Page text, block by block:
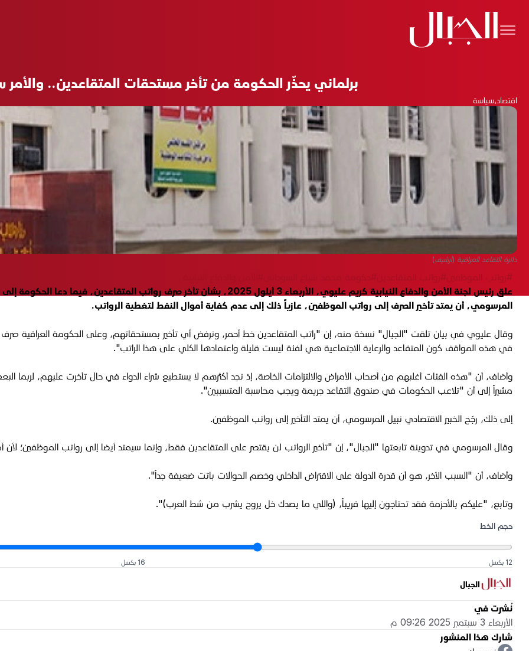
برلماني يحذّر الحكومة من تأخر مستحقات المتقاعدين..
اقتصاد،سياسة
دائرة التقاعد العراقية (أرشيف)
#رواتب الموظفين#رواتب المتقاعدين#حكومة محمد شياع السوداني
علق رئيس لجنة الأمن والدفاع النيابية كريم عليوي، الأربعاء 3 أيلول 2025، بشأن تأخر صرف
المرسومي، أن يمتد تأخير الصرف إلى رواتب الموظفين، عازياً ذلك إلى عدم كفاية أموال النفط لتغطية الرواتب.
وقال عليوي في بيان تلقت "الجبال" نسخة منه، إن "راتب المتقاعدين خط أحمر، ونرفض أي تأخير بمستحقاتهم، وعلى الحكومة العراقية صرف
في هذه المواقف كون المتقاعد والرعاية الاجتماعية هي لفئة ليست قليلة واعتمادها الكلي على هذا الراتب".
وأضاف، أن "هذه الفئات أغلبهم من أصحاب الأمراض والالتزامات الخاصة، إذ نجد أكثرهم لا يستطيع شراء الدواء في حال تأخرت عليهم، لربما
مشيراً إلى أن "تلاعب الحكومات في صندوق التقاعد جريمة ويجب محاسبة المتسببين".
إلى ذلك، رجّح الخبير الاقتصادي نبيل المرسومي، أن يمتد التأخير إلى رواتب الموظفين.
وقال المرسومي في تدوينة تابعتها "الجبال"، إن "تأخير الرواتب لن يقتصر على المتقاعدين فقط، وإنما سيمتد أيضا إلى رواتب الموظفين؛ لأن
وأضاف، أن "السبب الآخر، هو أن قدرة الدولة على الاقتراض الداخلي وخصم الحوالات باتت ضعيفة جداً".
وتابع، "عليكم بالأحزمة فقد تحتاجون إليها قريباً، (واللي ما يصدك خل يروح يشرب من شط العرب)".
حجم الخط
12 بكسل 16 بكسل
الجبال
نُشرت في
الأربعاء 3 سبتمبر 2025 09:26 م
شارك هذا المنشور